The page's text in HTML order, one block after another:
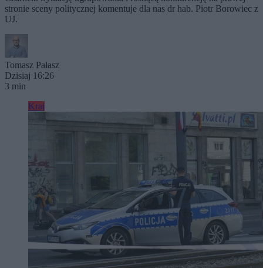
stronie sceny politycznej komentuje dla nas dr hab. Piotr Borowiec z
UJ.
Tomasz Pałasz
Dzisiaj 16:26
3 min
Kraj